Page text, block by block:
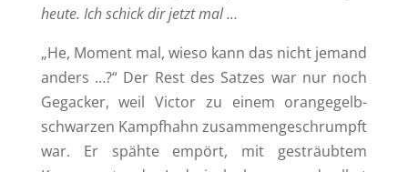
heute. Ich schick dir jetzt mal …
„He, Moment mal, wieso kann das nicht jemand
anders …?“ Der Rest des Satzes war nur noch
Gegacker, weil Victor zu einem orangegelb-
schwarzen Kampfhahn zusammengeschrumpft
war. Er spähte empört, mit gesträubtem